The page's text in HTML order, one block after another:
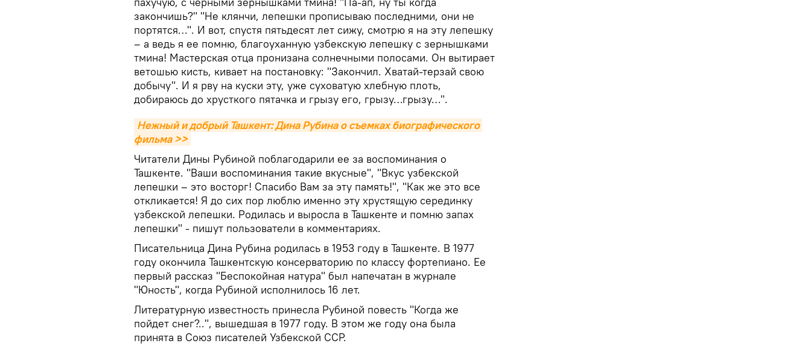
закончишь?" "Не клянчи, лепешки прописываю последними, они не
портятся…". И вот, спустя пятьдесят лет сижу, смотрю я на эту лепешку
– а ведь я ее помню, благоуханную узбекскую лепешку с зернышками
тмина! Мастерская отца пронизана солнечными полосами. Он вытирает
ветошью кисть, кивает на постановку: "Закончил. Хватай-терзай свою
добычу". И я рву на куски эту, уже суховатую хлебную плоть,
добираюсь до хрусткого пятачка и грызу его, грызу…грызу…".
Нежный и добрый Ташкент: Дина Рубина о съемках биографического
фильма >>
Читатели Дины Рубиной поблагодарили ее за воспоминания о
Ташкенте. "Ваши воспоминания такие вкусные", "Вкус узбекской
лепешки – это восторг! Спасибо Вам за эту память!", "Как же это все
откликается! Я до сих пор люблю именно эту хрустящую серединку
узбекской лепешки. Родилась и выросла в Ташкенте и помню запах
лепешки" - пишут пользователи в комментариях.
Писательница Дина Рубина родилась в 1953 году в Ташкенте. В 1977
году окончила Ташкентскую консерваторию по классу фортепиано. Ее
первый рассказ "Беспокойная натура" был напечатан в журнале
"Юность", когда Рубиной исполнилось 16 лет.
Литературную известность принесла Рубиной повесть "Когда же
пойдет снег?..", вышедшая в 1977 году. В этом же году она была
принята в Союз писателей Узбекской ССР.